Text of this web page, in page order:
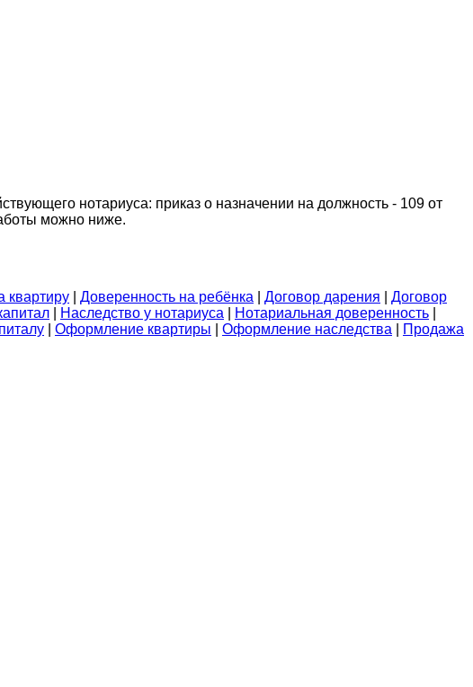
нотариуса: приказ о назначении на должность - 109 от
можно ниже.
квартиру Доверенность на ребёнка Договор дарения
Договор
Наследство у нотариуса Нотариальная доверенность
Оформление квартиры Оформление наследства
Продажа